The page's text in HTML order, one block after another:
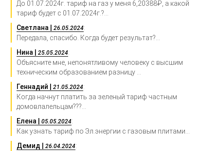
До 01.07.2024г. тариф на газ у меня 6,20388₽, а какой
тариф будет с 01.07.2024г.?...
Светлана |26.05.2024:
Передала, спасибо. Когда будет результат?...
Нина |25.05.2024:
Объясните мне, непонятливому человеку с высшим
техническим образованием разницу ...
Геннадий |21.05.2024:
Когда начнут платить за зеленый тариф частным
домовлалельцам???...
Елена |05.05.2024:
Как узнать тариф по Эл.энергии с газовым плитами...
Демид |26.04.2024: